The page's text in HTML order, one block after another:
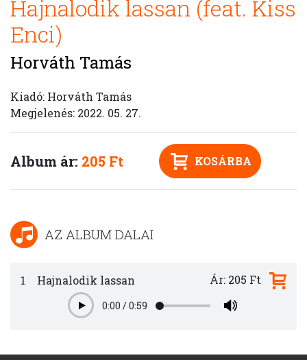
Hajnalodik lassan (feat. Kiss
Enci)
Horváth Tamás
Kiadó: Horváth Tamás
Megjelenés: 2022. 05. 27.
Album ár: 205 Ft KOSÁRBA
AZ ALBUM DALAI
1 Hajnalodik lassan
Play0:00 /0:59
Ár: 205 Ft